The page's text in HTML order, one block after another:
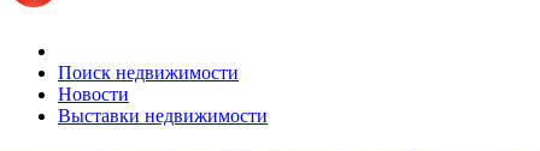
Поиск недвижимости
Новости
Выставки недвижимости